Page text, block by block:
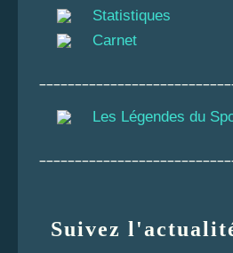
Statistiques
Carnet
Les Légendes du
Suivez